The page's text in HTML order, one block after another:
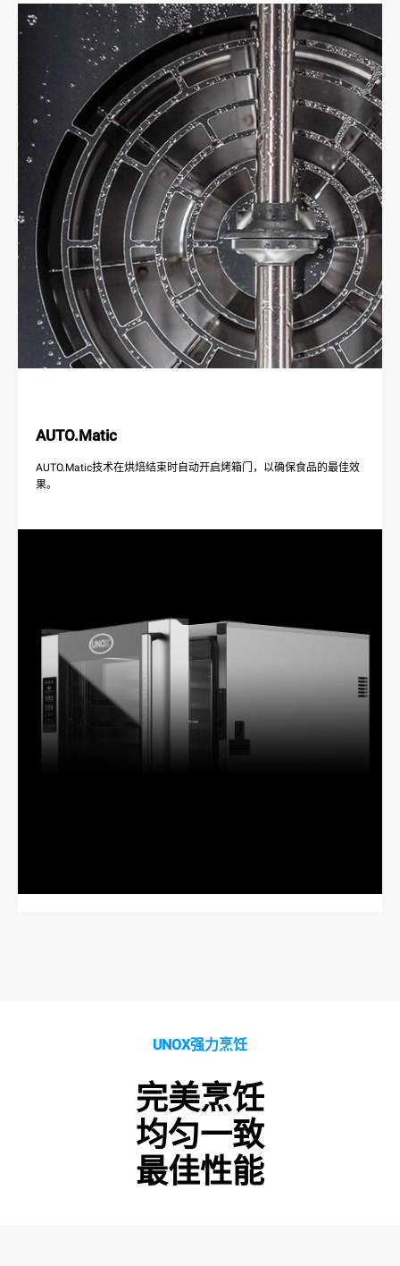
AUTO.Matic
AUTO.Matic技术在烘焙结束时自动开启烤箱门，以确保食品的最佳效
果。
UNOX强力烹饪
完美烹饪
均匀一致
最佳性能